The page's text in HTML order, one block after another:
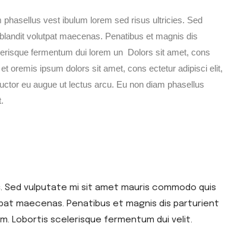
vest ibulum lorem sed risus ultricies. Sed
volutpat maecenas. Penatibus et magnis dis
fermentum dui lorem un Dolors sit amet, cons
oremis ipsum dolors sit amet, cons ectetur adipisci elit,
eu augue ut lectus arcu. Eu non diam phasellus
Sed vulputate mi sit amet mauris commodo quis
maecenas. Penatibus et magnis dis parturient
Lobortis scelerisque fermentum dui velit.